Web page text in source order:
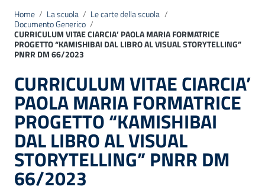
Home / La scuola / Le carte della scuola /
Documento Generico /
CURRICULUM VITAE CIARCIA’ PAOLA MARIA FORMATRICE
PROGETTO “KAMISHIBAI DAL LIBRO AL VISUAL STORYTELLING”
PNRR DM 66/2023
CURRICULUM VITAE CIARCIA’
PAOLA MARIA FORMATRICE
PROGETTO “KAMISHIBAI
DAL LIBRO AL VISUAL
STORYTELLING” PNRR DM
66/2023